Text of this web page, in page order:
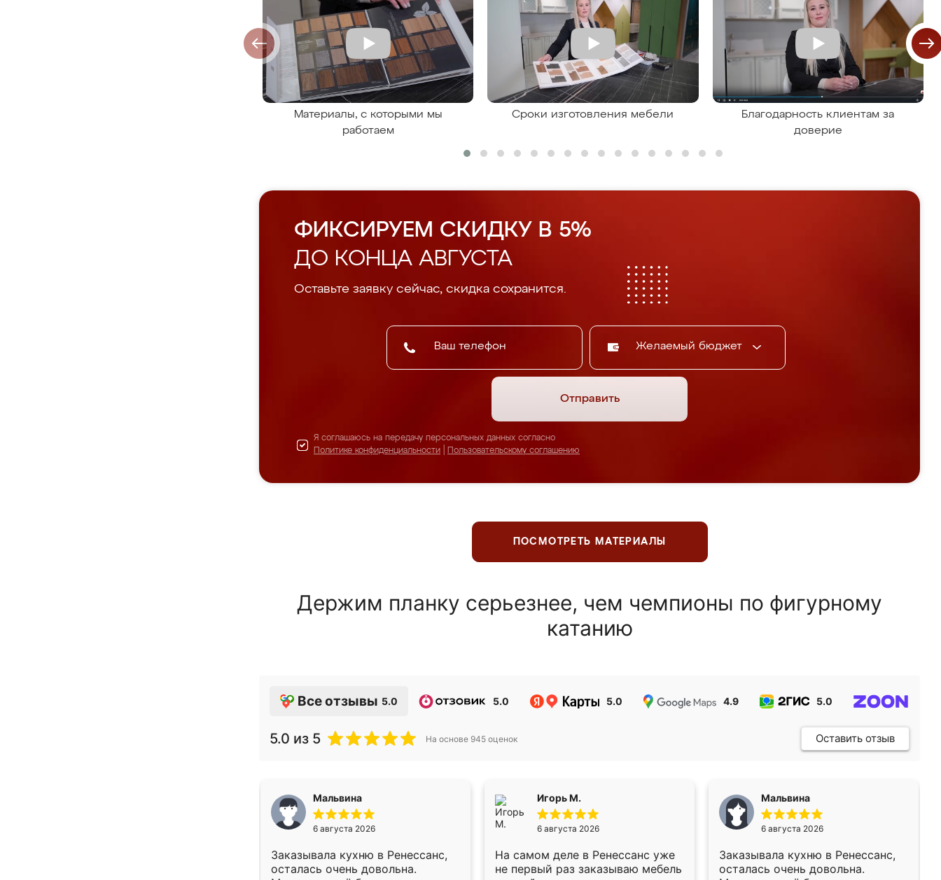
Материалы, с которыми мы
работаем
Сроки изготовления мебели
Благодарность клиентам за
доверие
ФИКСИРУЕМ СКИДКУ В 5%
ДО КОНЦА АВГУСТА
Оставьте заявку сейчас, скидка сохранится.
Желаемый бюджет
Отправить
Я соглашаюсь на передачу персональных данных согласно
Политике конфиденциальности
Пользовательскому соглашению
ПОСМОТРЕТЬ МАТЕРИАЛЫ
Держим планку серьезнее, чем чемпионы по фигурному
катанию
Все отзывы 5.0 5.0 5.0 4.9 5.0
5.0 из 5 На основе 945 оценок Оставить отзыв
Мальвина
6 августа 2026
Заказывала кухню в Ренессанс,
осталась очень довольна.
Игорь М.
6 августа 2026
На самом деле в Ренессанс уже
не первый раз заказываю мебель
Мальвина
6 августа 2026
Заказывала кухню в Ренессанс,
осталась очень довольна.